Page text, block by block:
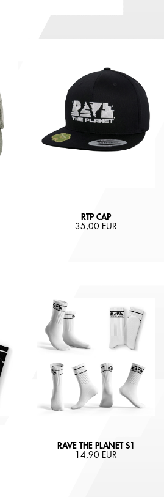
RTP CAP
35,00 EUR
RAVE THE PLANET S1
14,90 EUR